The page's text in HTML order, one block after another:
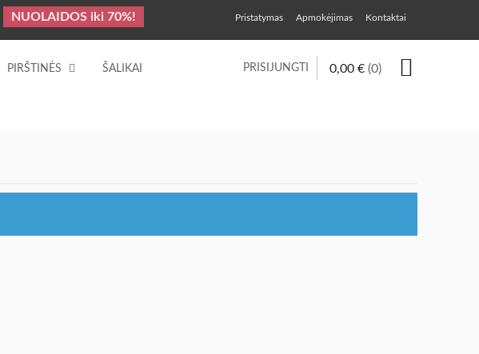
Pristatymas Apmokėjimas Kontaktai
NUOLAIDOS iki 70%!
PIRŠTINĖS ŠALIKAI 0,00 € (0)
PRISIJUNGTI